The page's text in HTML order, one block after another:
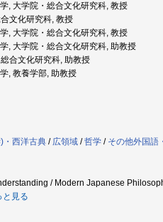
, 大学院・総合文化研究科, 教授
文化研究科, 教授
, 大学院・総合文化研究科, 教授
, 大学院・総合文化研究科, 助教授
合文化研究科, 助教授
, 教養学部, 助教授
・西洋古典 / 広領域 /哲学 / その他外国語
/ Modern Japanese
と見る